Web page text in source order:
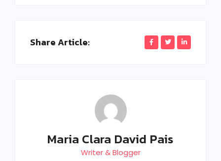
Share Article:
Maria Clara David Pais
Writer & Blogger